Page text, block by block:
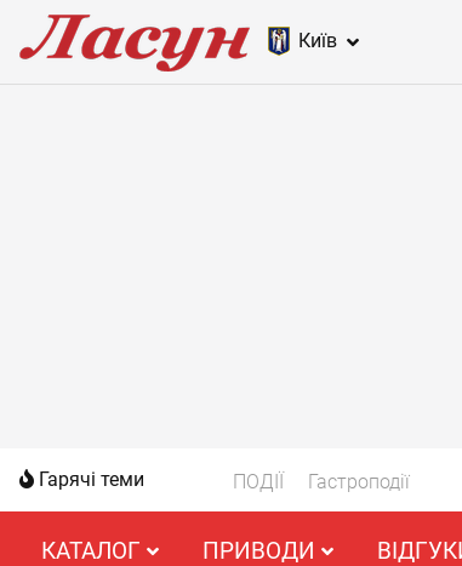
Київ
Гарячі теми ПОДІЇ Гастроподії
КАТАЛОГ ПРИВОДИ